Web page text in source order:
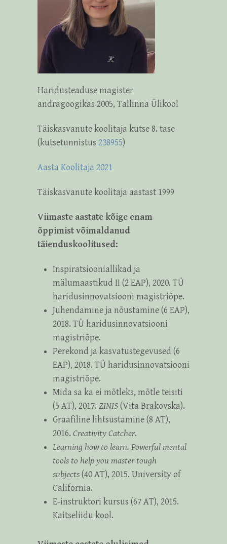
Haridusteaduse magister
andragoogikas 2005, Tallinna Ülikool
Täiskasvanute koolitaja kutse 8. tase
(kutsetunnistus 238955)
Aasta Koolitaja 2021
Täiskasvanute koolitaja aastast 1999
Viimaste aastate kõige enam
õppimist võimaldanud
täienduskoolitused:
Inspiratsiooniallikad ja
mälumaastikud II (2 EAP), 2020. TÜ
haridusinnovatsiooni magistriõpe.
Juhendamine ja nõustamine (6 EAP),
2018. TÜ haridusinnovatsiooni
magistriõpe.
Perekond ja kasvatustegevused (6
EAP), 2018. TÜ haridusinnovatsiooni
magistriõpe.
Mida sa ka ei mõtleks, mõtle teisiti
(5 AT), 2017. ZINIS(Vita Brakovska).
Graafiline lihtsustamine (8 AT),
2016. Creativity Catcher.
Learning how to learn. Powerful mental
tools to help you master tough
subjects(40 AT), 2015. University of
California.
E-instruktori kursus (67 AT), 2015.
Kaitseliidu kool.